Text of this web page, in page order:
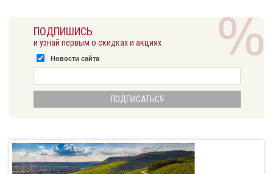
ПОДПИШИСЬ
и узнай первым о скидках и акциях
Новости сайта